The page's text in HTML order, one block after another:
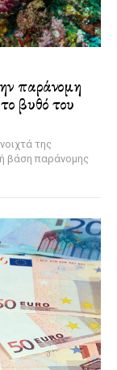
παράνομη
βυθό του
της
βάση παράνομης